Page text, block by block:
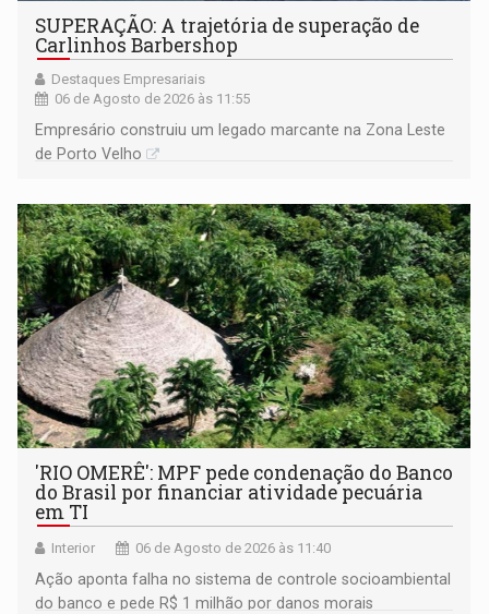
SUPERAÇÃO: A trajetória de superação de
Carlinhos Barbershop
Destaques Empresariais
06 de Agosto de 2026 às 11:55
Empresário construiu um legado marcante na Zona Leste
de Porto Velho
'RIO OMERÊ': MPF pede condenação do Banco
do Brasil por financiar atividade pecuária
em TI
Interior 06 de Agosto de 2026 às 11:40
Ação aponta falha no sistema de controle socioambiental
do banco e pede R$ 1 milhão por danos morais